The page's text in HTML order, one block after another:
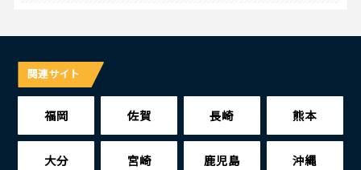
関連サイト
福岡 佐賀 長崎 熊本
大分 宮崎 鹿児島 沖縄